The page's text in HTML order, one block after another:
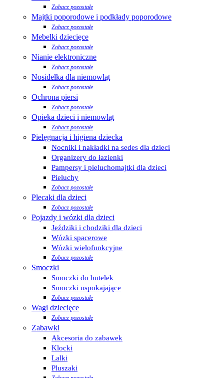
Zobacz pozostałe
Majtki poporodowe i podkłady poporodowe
Zobacz pozostałe
Mebelki dziecięce
Zobacz pozostałe
Nianie elektroniczne
Zobacz pozostałe
Nosidełka dla niemowląt
Zobacz pozostałe
Ochrona piersi
Zobacz pozostałe
Opieka dzieci i niemowląt
Zobacz pozostałe
Pielęgnacja i higiena dziecka
Nocniki i nakładki na sedes dla dzieci
Organizery do łazienki
Pampersy i pieluchomajtki dla dzieci
Pieluchy
Zobacz pozostałe
Plecaki dla dzieci
Zobacz pozostałe
Pojazdy i wózki dla dzieci
Jeździki i chodziki dla dzieci
Wózki spacerowe
Wózki wielofunkcyjne
Zobacz pozostałe
Smoczki
Smoczki do butelek
Smoczki uspokajające
Zobacz pozostałe
Wagi dziecięce
Zobacz pozostałe
Zabawki
Akcesoria do zabawek
Klocki
Lalki
Pluszaki